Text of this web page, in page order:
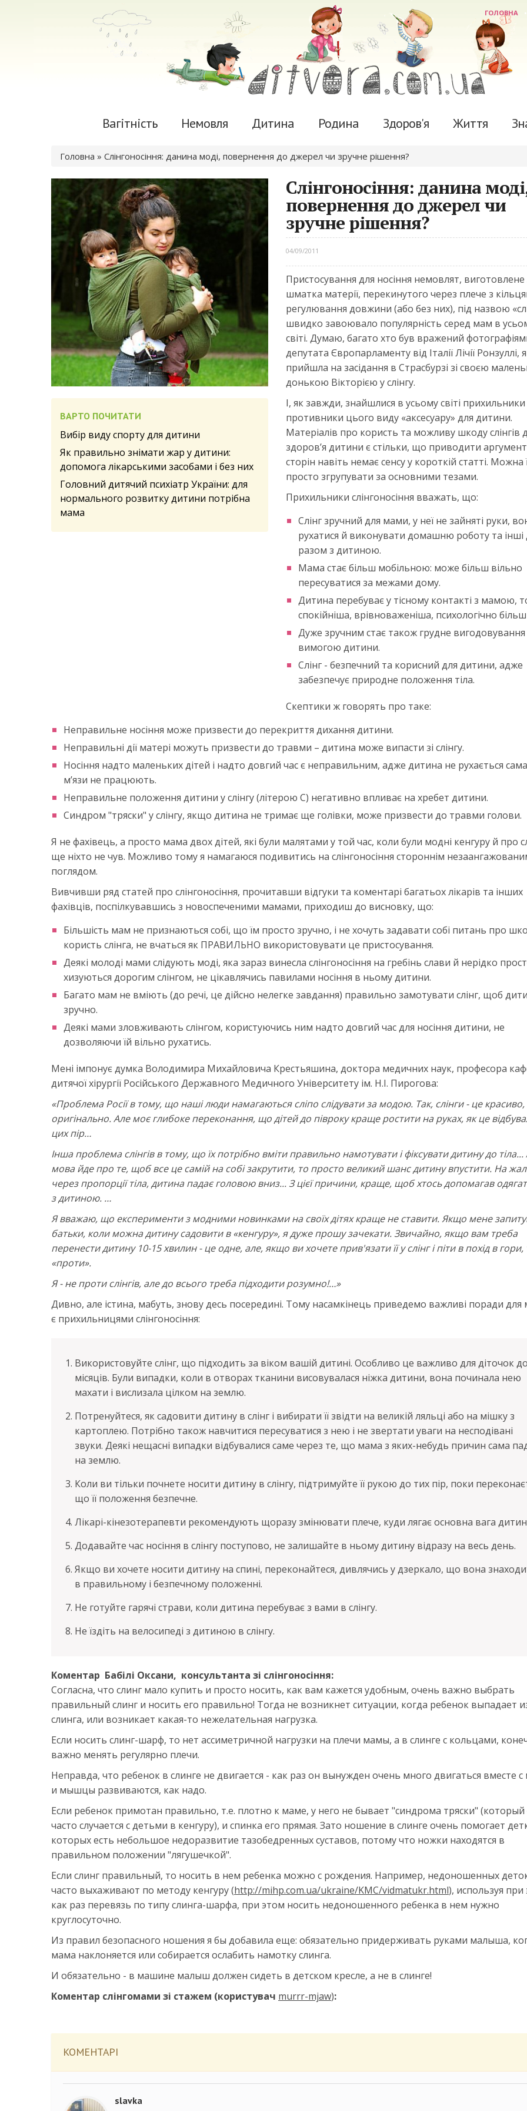
ГОЛОВНА
Вагітність Немовля Дитина Родина Здоров'я Життя
Ви є тут
Головна » Слінгоносіння: данина моді, повернення до джерел чи зручне рішення?
ВАРТО ПОЧИТАТИ
Вибір виду спорту для дитини
Як правильно знімати жар у дитини:
допомога лікарськими засобами і без них
Головний дитячий психіатр України: для
нормального розвитку дитини потрібна
мама
Слінгоносіння: данина
повернення до джерел чи
зручне рішення?
04/09/2011
Пристосування для носіння немовлят, виготовлене
шматка матерії, перекинутого через плече з
регулювання довжини (або без них), під назвою
швидко завоювало популярність серед мам в
світі. Думаю, багато хто був вражений
депутата Європарламенту від Італії Лічії Ронзуллі,
прийшла на засідання в Страсбурзі зі своєю
донькою Вікторією у слінгу.
І, як завжди, знайшлися в усьому світі прихильники
противники цього виду «аксесуару» для дитини.
Матеріалів про користь та можливу шкоду слінгів
здоров’я дитини є стільки, що приводити
сторін навіть немає сенсу у короткій статті. Можна
просто згрупувати за основними тезами.
Прихильники слінгоносіння вважать, що:
Слінг зручний для мами, у неї не зайняті руки,
рухатися й виконувати домашню роботу та інші
разом з дитиною.
Мама стає більш мобільною: може більш вільно
пересуватися за межами дому.
Дитина перебуває у тісному контакті з мамою,
спокійніша, врівноваженіша, психологічно більш
Дуже зручним стає також грудне вигодовування
вимогою дитини.
Слінг - безпечний та корисний для дитини, адже
забезпечує природне положення тіла.
Скептики ж говорять про таке:
Неправильне носіння може призвести до перекриття дихання дитини.
Неправильні дії матері можуть призвести до травми – дитина може випасти зі слінгу.
Носіння надто маленьких дітей і надто довгий час є неправильним, адже дитина не рухається сама,
м’язи не працюють.
Неправильне положення дитини у слінгу (літерою С) негативно впливає на хребет дитини.
Синдром "тряски" у слінгу, якщо дитина не тримає ще голівки, може призвести до травми голови.
Я не фахівець, а просто мама двох дітей, які були малятами у той час, коли були модні кенгуру й про
ще ніхто не чув. Можливо тому я намагаюся подивитись на слінгоносіння стороннім
поглядом.
Вивчивши ряд статей про слінгоносіння, прочитавши відгуки та коментарі багатьох лікарів та інших
фахівців, поспілкувавшись з новоспеченими мамами, приходиш до висновку, що:
Більшість мам не признаються собі, що їм просто зручно, і не хочуть задавати собі питань про
користь слінга, не вчаться як ПРАВИЛЬНО використовувати це пристосування.
Деякі молоді мами слідують моді, яка зараз винесла слінгоносіння на гребінь слави й нерідко
хизуються дорогим слінгом, не цікавлячись павилами носіння в ньому дитини.
Багато мам не вміють (до речі, це дійсно нелегке завдання) правильно замотувати слінг, щоб
зручно.
Деякі мами зловживають слінгом, користуючись ним надто довгий час для носіння дитини, не
дозволяючи їй вільно рухатись.
Мені імпонує думка Володимира Михайловича Крестьяшина, доктора медичних наук, професора
дитячої хірургії Російського Державного Медичного Університету ім. Н.І. Пирогова:
«Проблема Росії в тому, що наші люди намагаються сліпо слідувати за модою. Так, слінги - це красиво,
оригінально. Але моє глибоке переконання, що дітей до півроку краще ростити на руках, як це
цих пір…
Інша проблема слінгів в тому, що їх потрібно вміти правильно намотувати і фіксувати дитину до
мова йде про те, щоб все це самій на собі закрутити, то просто великий шанс дитину впустити. На
через пропорції тіла, дитина падає головою вниз... З цієї причини, краще, щоб хтось допомагав
з дитиною. …
Я вважаю, що експерименти з модними новинками на своїх дітях краще не ставити. Якщо мене
батьки, коли можна дитину садовити в «кенгуру», я дуже прошу зачекати. Звичайно, якщо вам треба
перенести дитину 10-15 хвилин - це одне, але, якщо ви хочете прив'язати її у слінг і піти в похід в гори,
«проти».
Я - не проти слінгів, але до всього треба підходити розумно!…»
Дивно, але істина, мабуть, знову десь посередині. Тому насамкінець приведемо важливі поради для
є прихильницями слінгоносіння:
Використовуйте слінг, що підходить за віком вашій дитині. Особливо це важливо для діточок
місяців. Були випадки, коли в отворах тканини висовувалася ніжка дитини, вона починала нею
махати і вислизала цілком на землю.
Потренуйтеся, як садовити дитину в слінг і вибирати її звідти на великій ляльці або на мішку з
картоплею. Потрібно також навчитися пересуватися з нею і не звертати уваги на несподівані
звуки. Деякі нещасні випадки відбувалися саме через те, що мама з яких-небудь причин сама
на землю.
Коли ви тільки почнете носити дитину в слінгу, підтримуйте її рукою до тих пір, поки
що її положення безпечне.
Лікарі-кінезотерапевти рекомендують щоразу змінювати плече, куди лягає основна вага
Додавайте час носіння в слінгу поступово, не залишайте в ньому дитину відразу на весь день.
Якщо ви хочете носити дитину на спині, переконайтеся, дивлячись у дзеркало, що вона
в правильному і безпечному положенні.
Не готуйте гарячі страви, коли дитина перебуває з вами в слінгу.
Не їздіть на велосипеді з дитиною в слінгу.
Коментар Бабілі Оксани, консультанта зі слінгоносіння:
Согласна, что слинг мало купить и просто носить, как вам кажется удобным, очень важно выбрать
правильный слинг и носить его правильно! Тогда не возникнет ситуации, когда ребенок выпадает
слинга, или возникает какая-то нежелательная нагрузка.
Если носить слинг-шарф, то нет ассиметричной нагрузки на плечи мамы, а в слинге с кольцами,
важно менять регулярно плечи.
Неправда, что ребенок в слинге не двигается - как раз он вынужден очень много двигаться вместе
и мышцы развиваются, как надо.
Если ребенок примотан правильно, т.е. плотно к маме, у него не бывает "синдрома тряски"
часто случается с детьми в кенгуру), и спинка его прямая. Зато ношение в слинге очень помогает
которых есть небольшое недоразвитие тазобедренных суставов, потому что ножки находятся в
правильном положении "лягушечкой".
Если слинг правильный, то носить в нем ребенка можно с рождения. Например, недоношенных
часто выхаживают по методу кенгуру (http://mihp.com.ua/ukraine/KMC/vidmatukr.html), используя при
как раз перевязь по типу слинга-шарфа, при этом носить недоношенного ребенка в нем нужно
круглосуточно.
Из правил безопасного ношения я бы добавила еще: обязательно придерживать руками малыша,
мама наклоняется или собирается ослабить намотку слинга.
И обязательно - в машине малыш должен сидеть в детском кресле, а не в слинге!
Коментар слінгомами зі стажем (користувач murrr-mjaw):
КОМЕНТАРІ
slavka